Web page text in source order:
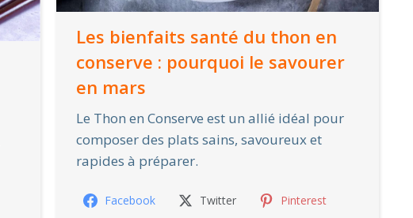
Les bienfaits santé du thon en
conserve : pourquoi le savourer
en mars
Le Thon en Conserve est un allié idéal pour
composer des plats sains, savoureux et
rapides à préparer.
Facebook Twitter Pinterest